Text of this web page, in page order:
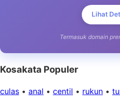
Lihat
Termasuk domain
Kosakata Populer
culas • anal • centil • rukun •